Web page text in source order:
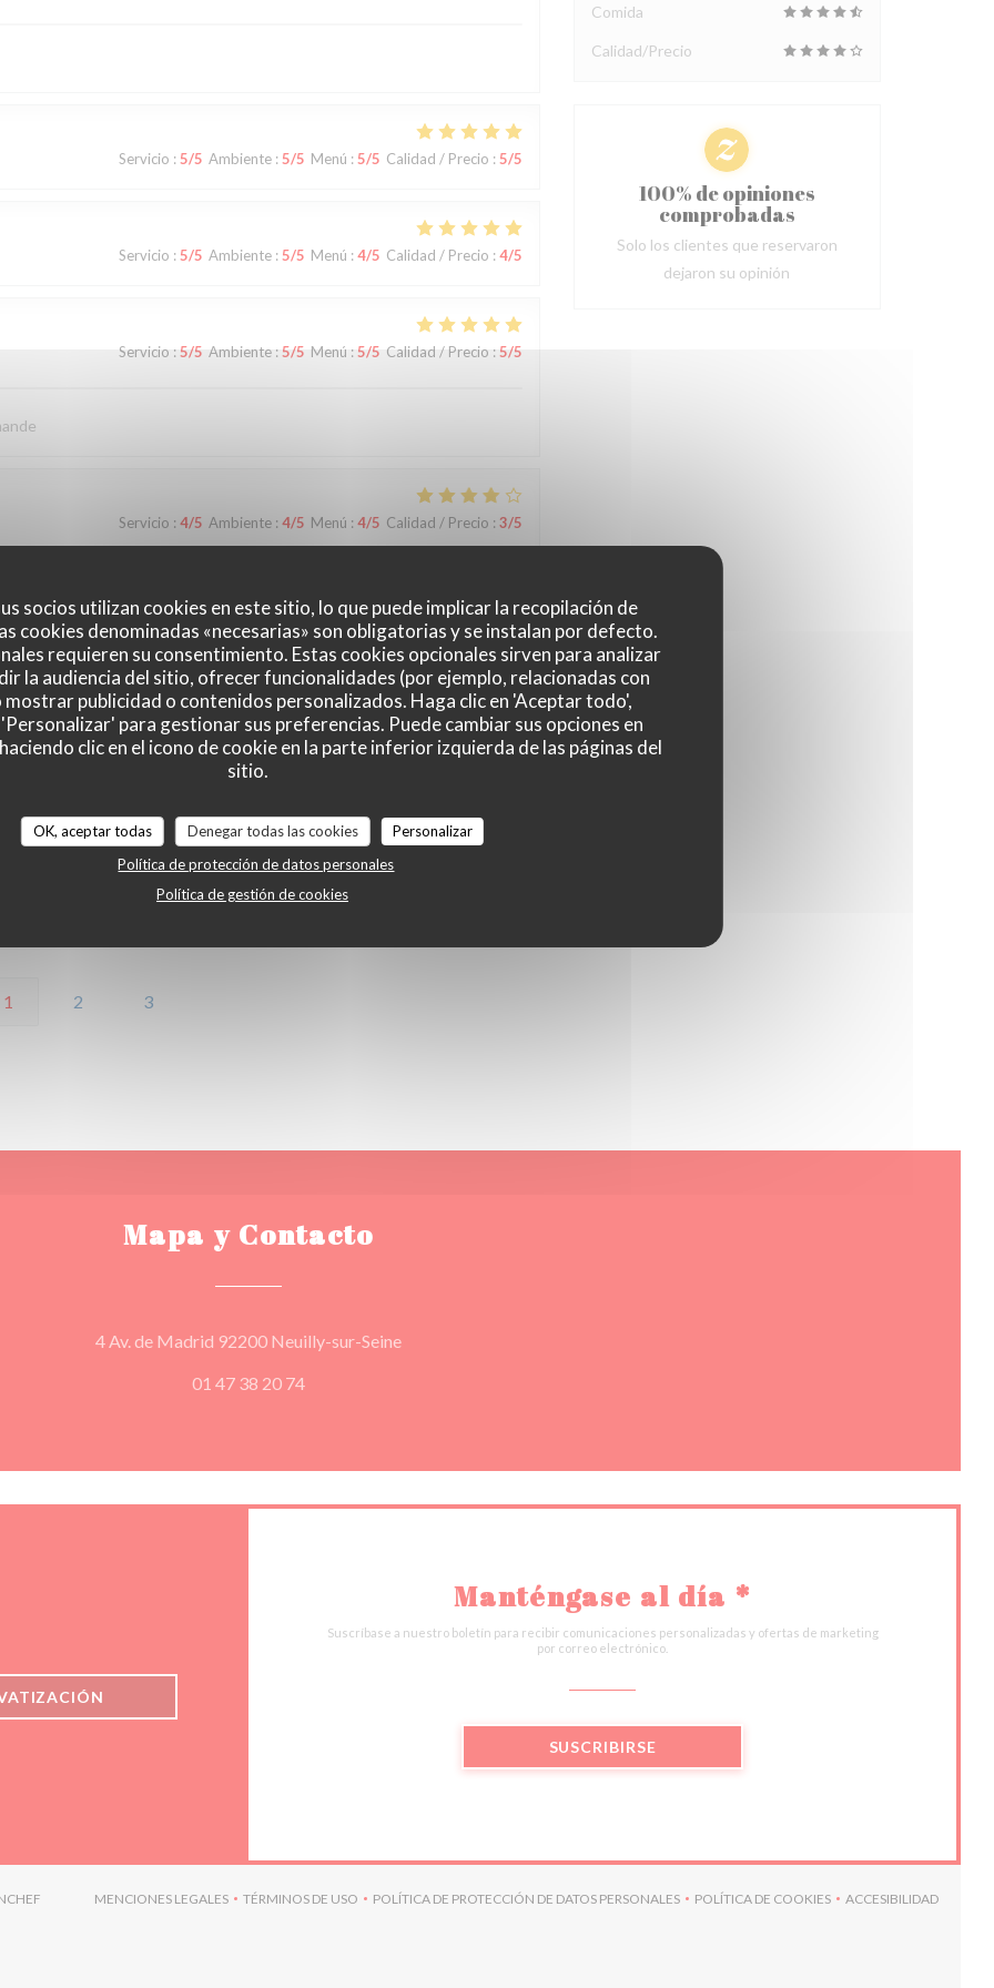
socios utilizan cookies en este sitio, lo que puede implicar la recopilación de
cookies denominadas «necesarias» son obligatorias y se instalan por defecto.
requieren su consentimiento. Estas cookies opcionales sirven para analizar
la audiencia del sitio, ofrecer funcionalidades (por ejemplo, relacionadas con
mostrar publicidad o contenidos personalizados. Haga clic en 'Aceptar todo',
para gestionar sus preferencias. Puede cambiar sus opciones en
clic en el icono de cookie en la parte inferior izquierda de las páginas del
sitio.
OK, aceptar todas Denegar todas las cookies
Personalizar
Política de protección de datos personales
Política de gestión de cookies
Servicio : 5/5 Ambiente: 5/5 Menú : 5/5 Calidad / Precio : 5/5
Servicio : 5/5 Ambiente: 5/5 Menú : 4/5 Calidad / Precio : 4/5
Servicio : 5/5 Ambiente: 5/5 Menú : 5/5 Calidad / Precio : 5/5
Servicio : 4/5 Ambiente: 4/5 Menú : 4/5 Calidad / Precio : 3/5
Servicio: 5/5 Ambiente :5/5 Menú:5/5 Calidad / Precio 4/5
/5 : 4 Calidad / Precio :
1 2 3
Comida
Calidad/Precio
100% de opiniones
comprobadas
Solo los clientes que reservaron
dejaron su opinión
Mapa y Contacto
4 Av. de Madrid 92200 Neuilly-sur-Seine((abre en una nueva ventana))
01 47 38 20 74
Manténgase al día *
Suscríbase a nuestro boletín para recibir comunicaciones personalizadas y ofertas de marketing
por correo electrónico.
SUSCRIBIRSE
((ABRE EN UNA NUEVA VENTANA))
MENCIONES LEGALES
((ABRE EN UNA NUEVA VENTANA))
TÉRMINOS DE USO
((ABRE EN UNA NUEVA VENTANA))
POLÍTICA DE PROTECCIÓN DE DATOS PERSONALES
((ABRE EN UNA NUEVA VENTANA))
POLÍTICA DE COOKIES
((ABRE EN UNA NUEVA VENTANA))
ACCESIBILIDAD
((ABRE EN UNA